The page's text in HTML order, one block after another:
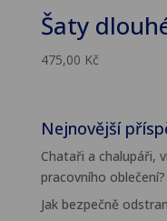
Šaty
475,00 Kč
Nejnovější
Chataři a chalupáři,
pracovního oblečení?
Jak bezpečně